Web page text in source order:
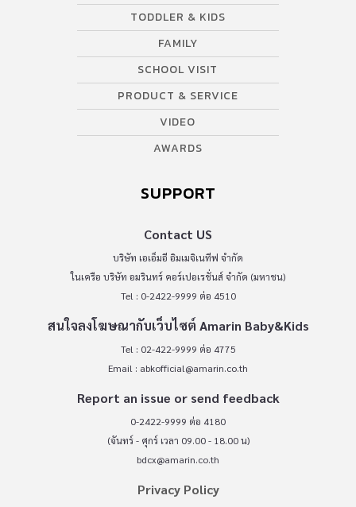
TODDLER & KIDS
FAMILY
SCHOOL VISIT
PRODUCT & SERVICE
VIDEO
AWARDS
SUPPORT
Contact US
บริษัท เอเอ็มอี อิมเมจิเนทีฟ จำกัด
ในเครือ บริษัท อมรินทร์ คอร์เปอเรชั่นส์ จำกัด (มหาชน)
Tel : 0-2422-9999 ต่อ 4510
สนใจลงโฆษณากับเว็บไซต์ Amarin Baby&Kids
Tel : 02-422-9999 ต่อ 4775
Email : abkofficial@amarin.co.th
Report an issue or send feedback
0-2422-9999 ต่อ 4180
(จันทร์ - ศุกร์ เวลา 09.00 - 18.00 น)
bdcx@amarin.co.th
Privacy Policy